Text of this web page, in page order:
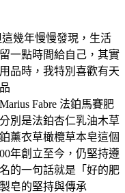
幾年慢慢發現，生活
一點時間給自己，其實
品時，我特別喜歡有天
Fabre 法鉑馬賽肥
別是法鉑杏仁乳油木草
薰衣草橄欖草本皂這個
年創立至今，仍堅持遵
的一句話就是「好的肥
皂的堅持與傳承